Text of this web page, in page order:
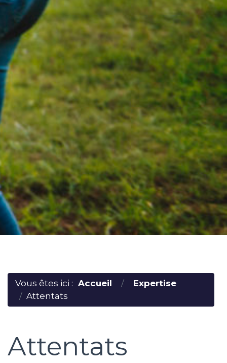
Vous êtes ici : Accueil
Expertise
Attentats
Attentats